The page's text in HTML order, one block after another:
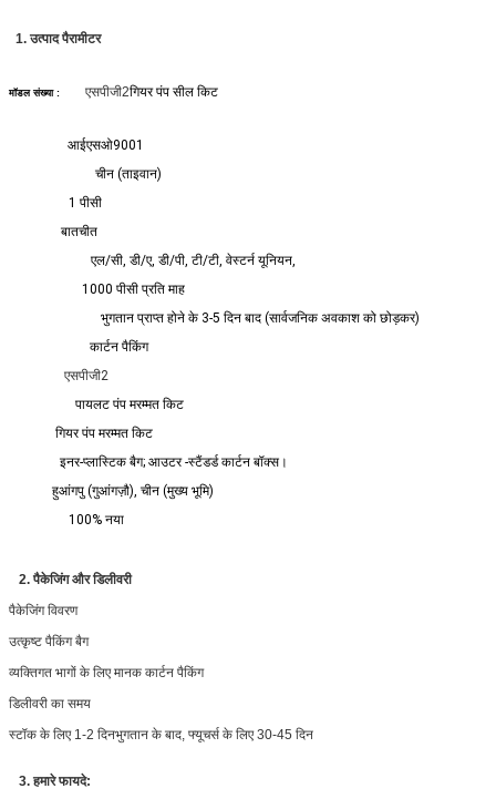
1. उत्पाद पैरामीटर
मॉडल संख्या : एसपीजी2गियर पंप सील किट
आईएसओ9001
चीन (ताइवान)
1 पीसी
बातचीत
एल/सी, डी/ए, डी/पी, टी/टी, वेस्टर्न यूनियन,
1000 पीसी प्रति माह
भुगतान प्राप्त होने के 3-5 दिन बाद (सार्वजनिक अवकाश को छोड़कर)
कार्टन पैकिंग
एसपीजी2
पायलट पंप मरम्मत किट
गियर पंप मरम्मत किट
इनर-प्लास्टिक बैग; आउटर -स्टैंडर्ड कार्टन बॉक्स।
हुआंगपु (गुआंगज़ौ), चीन (मुख्य भूमि)
100% नया
2. पैकेजिंग और डिलीवरी
पैकेजिंग विवरण
उत्कृष्ट पैकिंग बैग
व्यक्तिगत भागों के लिए मानक कार्टन पैकिंग
डिलीवरी का समय
स्टॉक के लिए 1-2 दिनभुगतान के बाद, फ्यूचर्स के लिए 30-45 दिन
3. हमारे फायदे: